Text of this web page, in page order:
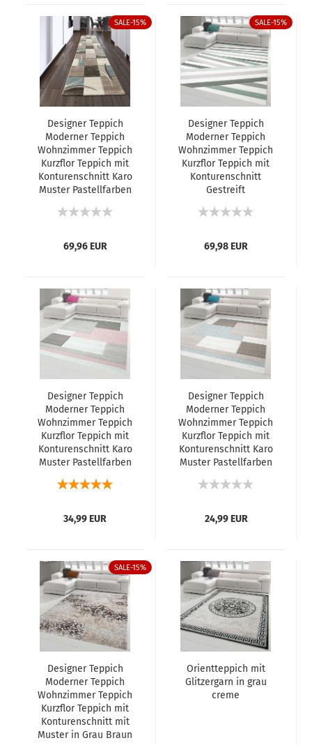
SALE-15%
Designer Teppich
Moderner Teppich
Wohnzimmer Teppich
Kurzflor Teppich mit
Konturenschnitt Karo
Muster Pastellfarben
Dunkelgrau
69,96 EUR
SALE-15%
Designer Teppich
Moderner Teppich
Wohnzimmer Teppich
Kurzflor Teppich mit
Konturenschnitt
Gestreift
Creme Beige
69,98 EUR
Designer Teppich
Moderner Teppich
Wohnzimmer Teppich
Kurzflor Teppich mit
Konturenschnitt Karo
Muster Pastellfarben
34,99 EUR
Designer Teppich
Moderner Teppich
Wohnzimmer Teppich
Kurzflor Teppich mit
Konturenschnitt Karo
Muster Pastellfarben
24,99 EUR
SALE-15%
Designer Teppich
Moderner Teppich
Wohnzimmer Teppich
Kurzflor Teppich mit
Konturenschnitt mit
Muster in Grau Braun
Orientteppich mit
Glitzergarn in grau
creme